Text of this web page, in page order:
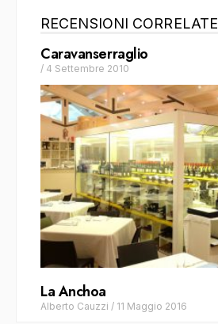
RECENSIONI CORRELATE
Caravanserraglio
/ 4 Settembre 2010
La Anchoa
Alberto Cauzzi / 11 Maggio 2016